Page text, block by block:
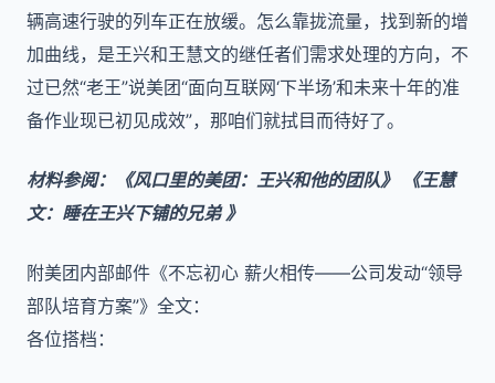
辆高速行驶的列车正在放缓。怎么靠拢流量，找到新的增
加曲线，是王兴和王慧文的继任者们需求处理的方向，不
过已然“老王”说美团“面向互联网‘下半场’和未来十年的准
备作业现已初见成效”，那咱们就拭目而待好了。
材料参阅：《风口里的美团：王兴和他的团队》 《王慧
文：睡在王兴下铺的兄弟 》
附美团内部邮件《不忘初心 薪火相传——公司发动“领导
部队培育方案”》全文：
各位搭档：